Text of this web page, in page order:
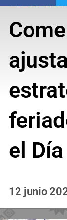
el
12 junio